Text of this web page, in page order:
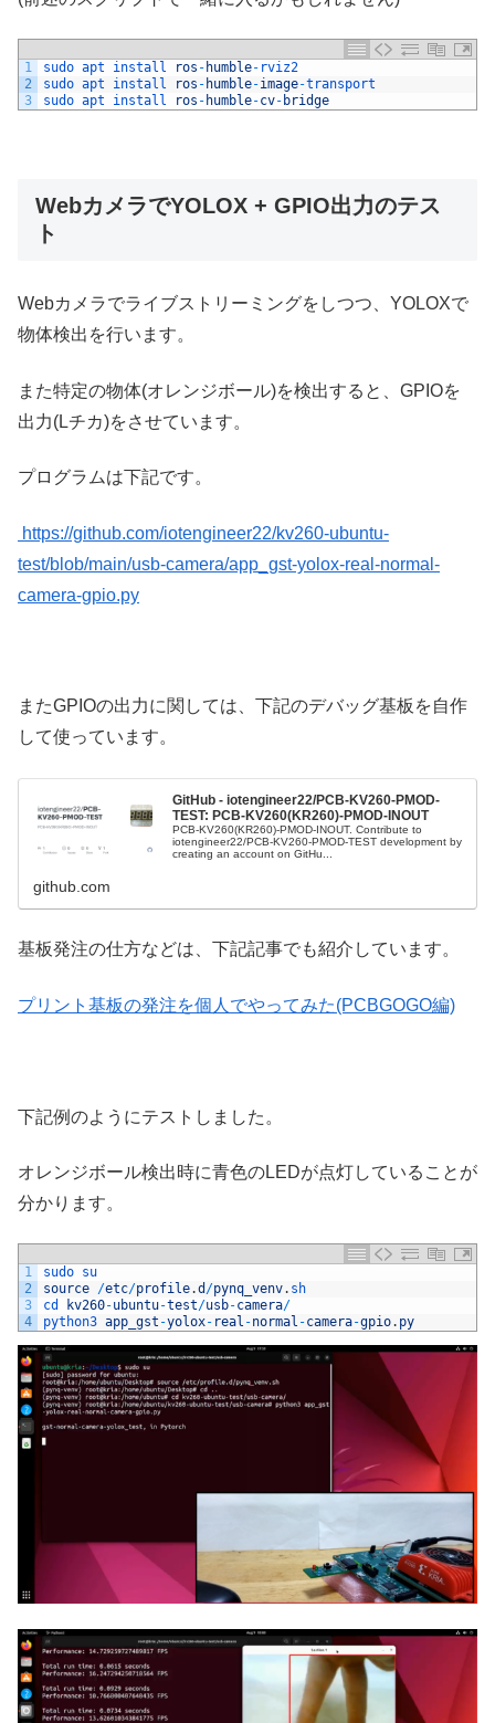
1
2
3
sudo apt install ros - humble- rviz2
sudo apt install ros - humble-image-transport
sudo apt install ros - humble-cv- bridge
WebカメラでYOLOX + GPIO出力のテス
ト
Webカメラでライブストリーミングをしつつ、YOLOXで
物体検出を行います。
また特定の物体(オレンジボール)を検出すると、GPIOを
出力(Lチカ)をさせています。
プログラムは下記です。
https://github.com/iotengineer22/kv260-ubuntu-
test/blob/main/usb-camera/app_gst-yolox-real-normal-
camera-gpio.py
またGPIOの出力に関しては、下記のデバッグ基板を自作
して使っています。
GitHub - iotengineer22/PCB-KV260-PMOD-
TEST: PCB-KV260(KR260)-PMOD-INOUT
PCB-KV260(KR260)-PMOD-INOUT. Contribute to
iotengineer22/PCB-KV260-PMOD-TEST development by
creating an account on GitHu...
github.com
基板発注の仕方などは、下記記事でも紹介しています。
プリント基板の発注を個人でやってみた(PCBGOGO編)
下記例のようにテストしました。
オレンジボール検出時に青色のLEDが点灯していることが
分かります。
1
2
3
4
sudo su
source /etc/profile.d /pynq_venv. sh
cd
kv260-ubuntu-test/usb-camera/
python3 app_gst -yolox- real -normal -camera-gpio. py